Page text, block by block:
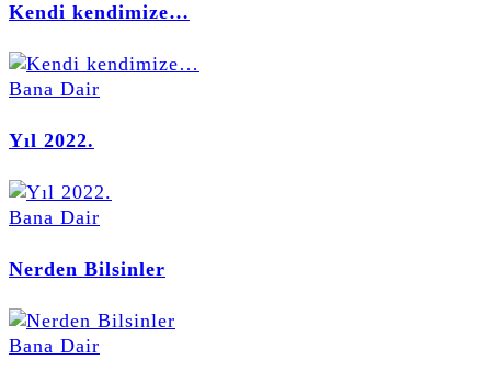
Kendi kendimize…
Bana Dair
Yıl 2022.
Bana Dair
Nerden Bilsinler
Bana Dair